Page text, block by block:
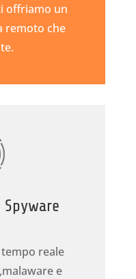
offriamo un
remoto che
reale
e